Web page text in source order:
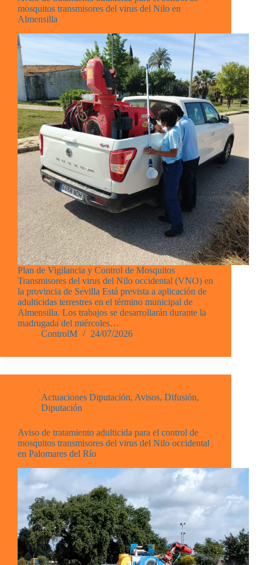
mosquitos transmisores del virus del Nilo en
Almensilla
Plan de Vigilancia y Control de Mosquitos
Transmisores del virus del Nilo occidental (VNO) en
la provincia de Sevilla Está prevista a aplicación de
adulticidas terrestres en el término municipal de
Almensilla. Los trabajos se desarrollarán durante la
madrugada del miércoles…
ControlM
24/07/2026
Actuaciones Diputación, Avisos, Difusión,
Diputación
Aviso de tratamiento adulticida para el control de
mosquitos transmisores del virus del Nilo occidental
en Palomares del Río